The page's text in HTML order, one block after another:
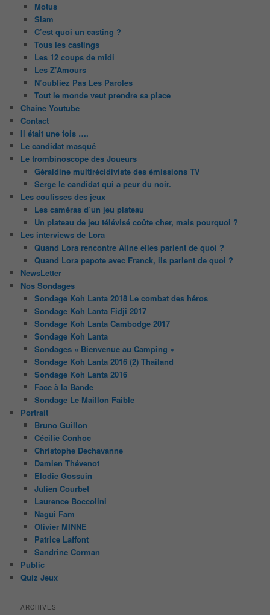
Motus
Slam
C’est quoi un casting ?
Tous les castings
Les 12 coups de midi
Les Z’Amours
N’oubliez Pas Les Paroles
Tout le monde veut prendre sa place
Chaine Youtube
Contact
Il était une fois ….
Le candidat masqué
Le trombinoscope des Joueurs
Géraldine multirécidiviste des émissions TV
Serge le candidat qui a peur du noir.
Les coulisses des jeux
Les caméras d’un jeu plateau
Un plateau de jeu télévisé coûte cher, mais pourquoi ?
Les interviews de Lora
Quand Lora rencontre Aline elles parlent de quoi ?
Quand Lora papote avec Franck, ils parlent de quoi ?
NewsLetter
Nos Sondages
Sondage Koh Lanta 2018 Le combat des héros
Sondage Koh Lanta Fidji 2017
Sondage Koh Lanta Cambodge 2017
Sondage Koh Lanta
Sondages « Bienvenue au Camping »
Sondage Koh Lanta 2016 (2) Thailand
Sondage Koh Lanta 2016
Face à la Bande
Sondage Le Maillon Faible
Portrait
Bruno Guillon
Cécilie Conhoc
Christophe Dechavanne
Damien Thévenot
Elodie Gossuin
Julien Courbet
Laurence Boccolini
Nagui Fam
Olivier MINNE
Patrice Laffont
Sandrine Corman
Public
Quiz Jeux
ARCHIVES